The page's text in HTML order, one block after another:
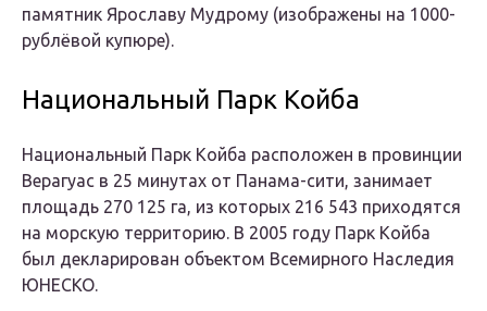
памятник Ярославу Мудрому (изображены на 1000-
рублёвой купюре).
Национальный Парк Койба
Национальный Парк Койба расположен в провинции
Верагуас в 25 минутах от Панама-сити, занимает
площадь 270 125 га, из которых 216 543 приходятся
на морскую территорию. В 2005 году Парк Койба
был декларирован объектом Всемирного Наследия
ЮНЕСКО.